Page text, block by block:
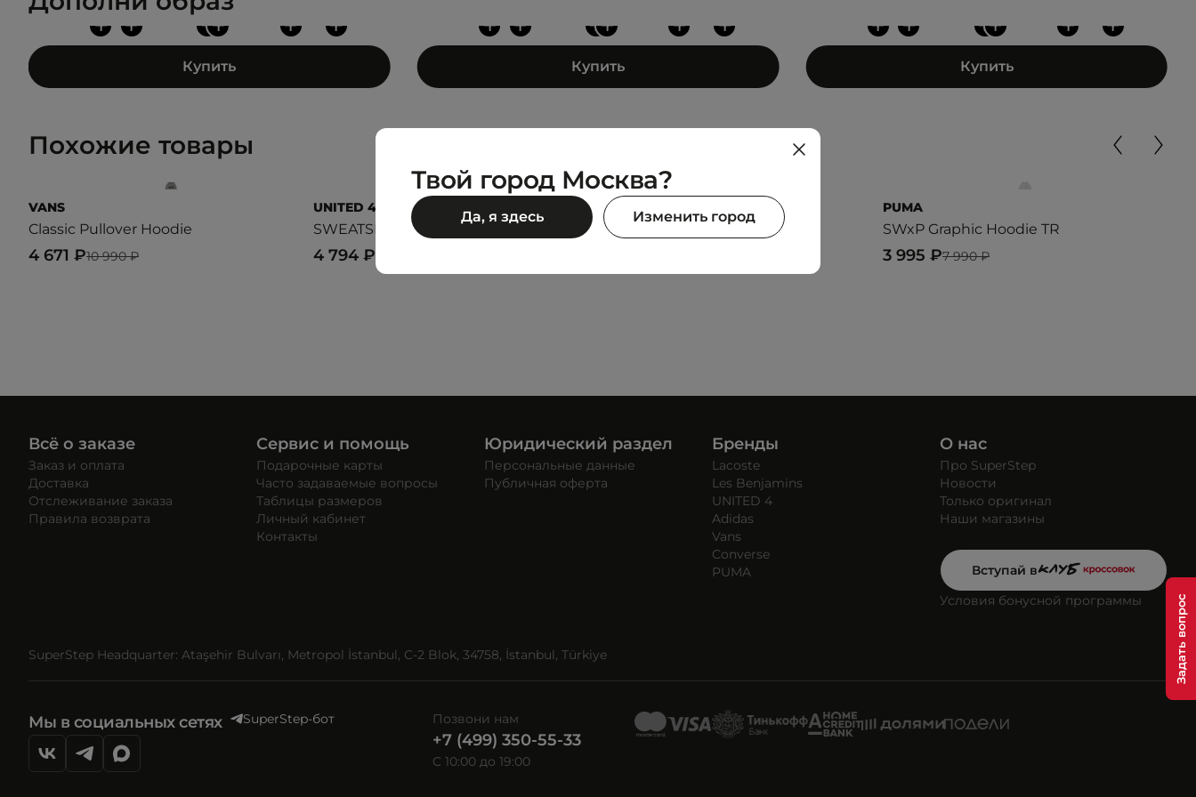
+
+
+ + +
+
Купить
+
+
+ + +
+
Купить
+
+
+ + +
+
Купить
Похожие товары
VANS
Classic Pullover Hoodie
10 990 ₽
4 671 ₽
UNITED 4
SWEATSHIRT
4 794 ₽
UNITED 4
ESSENTIALS M HOODIE
PUMA
SWxP Graphic Hoodie TR
7 990 ₽
3 995 ₽
Всё о заказе
Заказ и оплата
Доставка
Отслеживание заказа
Правила возврата
Сервис и помощь
Подарочные карты
Часто задаваемые вопросы
Таблицы размеров
Личный кабинет
Контакты
Юридический раздел
Персональные данные
Публичная оферта
Бренды
Lacoste
Les Benjamins
UNITED 4
Adidas
Vans
Converse
PUMA
О нас
Про SuperStep
Новости
Только оригинал
Наши магазины
Вступай в
Условия бонусной программы
SuperStep Headquarter: Ataşehir Bulvarı, Metropol İstanbul, C-2 Blok, 34758, İstanbul, Türkiye
Мы в социальных сетях SuperStep-бот Позвони нам
+7 (499) 350-55-33
C 10:00 до 19:00
Твой город Москва?
Да, я здесь Изменить город